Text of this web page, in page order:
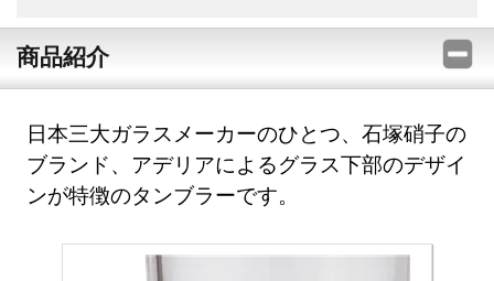
商品紹介
日本三大ガラスメーカーのひとつ、石塚硝子の
ブランド、アデリアによるグラス下部のデザイ
ンが特徴のタンブラーです。